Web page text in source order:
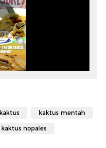
kaktus kaktus mentah
kaktus nopales